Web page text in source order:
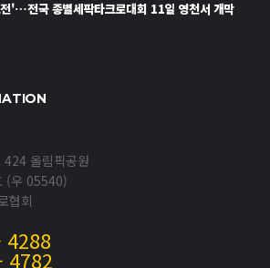
'…전국 종별세팍타크로대회 11일 영천서 개막
424 올림픽공원
(우 05540)
협회
4288
4782